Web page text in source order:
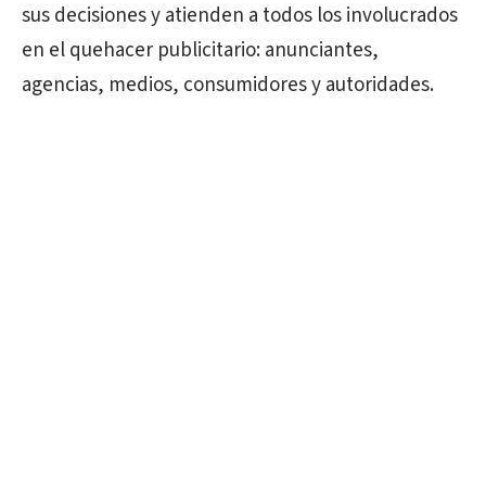
sus decisiones y atienden a todos los involucrados
en el quehacer publicitario: anunciantes,
agencias, medios, consumidores y autoridades.